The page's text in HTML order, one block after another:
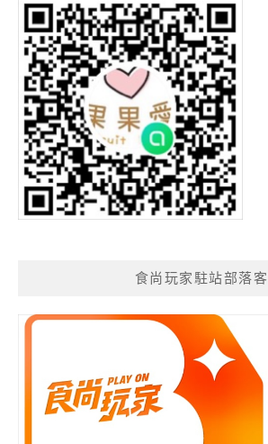
食尚玩家駐站部落客